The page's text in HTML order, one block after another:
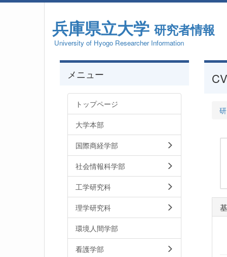
兵庫県立大学 研究者情報
University of Hyogo Researcher Information
メニュー
トップページ
大学本部
国際商経学部
社会情報科学部
工学研究科
理学研究科
環境人間学部
看護学部